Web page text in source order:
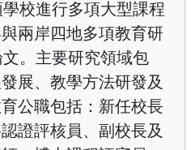
校進行多項大型課程
兩岸四地多項教育研
。主要研究領域包
展、教學方法研發及
公職包括：新任校長
證評核員、副校長及